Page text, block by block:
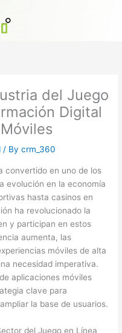
del Juego
Digital
/ Bycrm_360
convertido en uno de los
evolución en la economía
hasta casinos en
ha revolucionado la
y participan en estos
aumenta, las
móviles de alta
necesidad imperativa.
aplicaciones móviles
clave para
la base de usuarios.
del Juego en Línea